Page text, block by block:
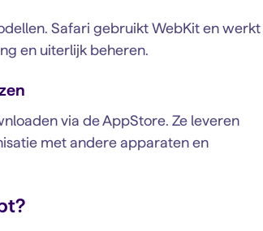
Safari gebruikt WebKit en werkt
en uiterlijk beheren.
via de AppStore. Ze leveren
met andere apparaten en